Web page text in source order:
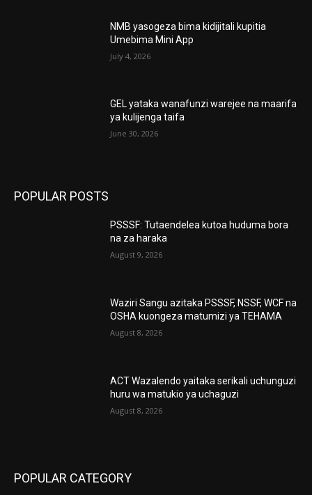
NMB yasogeza bima kidijitali kupitia
Umebima Mini App
July 4, 2026
GEL yataka wanafunzi warejee na maarifa
ya kulijenga taifa
June 30, 2026
POPULAR POSTS
PSSSF: Tutaendelea kutoa huduma bora
na za haraka
August 9, 2026
Waziri Sangu azitaka PSSSF, NSSF, WCF na
OSHA kuongeza matumizi ya TEHAMA
August 8, 2026
ACT Wazalendo yaitaka serikali uchunguzi
huru wa matukio ya uchaguzi
August 8, 2026
POPULAR CATEGORY